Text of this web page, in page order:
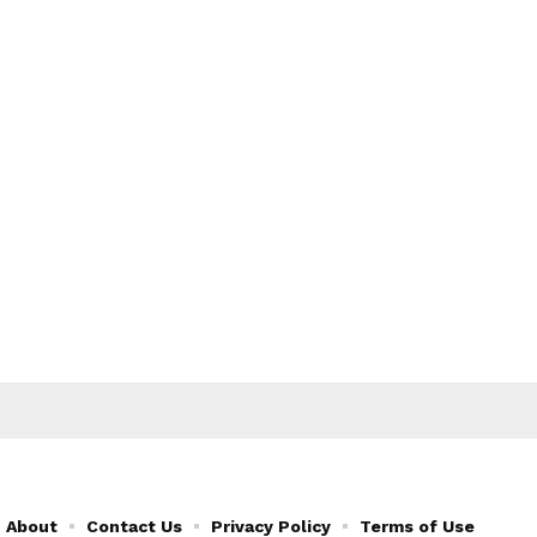
About Contact Us Privacy Policy Terms of Use